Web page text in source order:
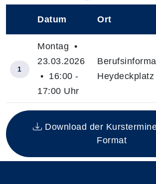
Insgesamt gibt es 1 Termine zum
Datum Ort
1
Montag •
23.03.2026
• 16:00 -
17:00 Uhr
Download der
Format